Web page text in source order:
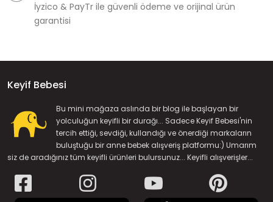
İyzico & PayTr ile güvenli ödeme ve orijinal ürün
garantisi
Keyif Bebesi
Bu mini mağaza aslında bir blog ile başlayan bir
yolculuğun keyifli bir durağı... Sadece Keyif Bebesi'nin
tercih ettiği, sevdiği, kullandığı ve önerdiği markaların
buluştuğu bir anne bebek alışveriş platformu:) Umarım
siz de aradığınız tüm keyifli ürünleri bulursunuz... Keyifli alışverişler...